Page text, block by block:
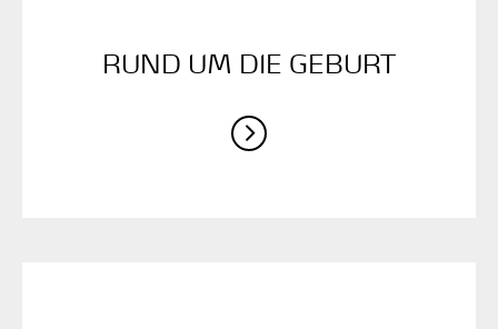
RUND UM DIE ­GEBURT